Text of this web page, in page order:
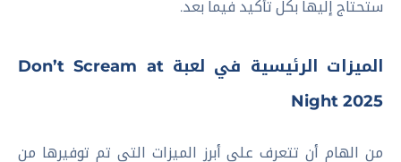
ستحتاج إليها بكل تأكيد فيما بعد.
الميزات الرئيسية في لعبة Don’t Scream at
Night 2025
من الهام أن تتعرف على أبرز الميزات التي تم توفيرها من